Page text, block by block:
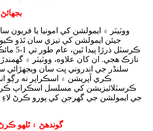
2.
ووٽيٽر ۾ ايمولشن کي امونيا يا فريون
جيئن ايمولشن کي تيزي سان ٿڌو ڪيو
ڪرسٽل
نازڪ هجي. ان کان علاوه، ووٽيٽر ۾
سلنڈر جي اندروني ڀت سان ويجهڙائي
ڪري آپريشن ۾ اسڪراپر نه رڳو
ڪرسٽلائيزيشن کي مسلسل اسڪراپ
جي ايمولشن جي گهرجن کي پورو ڪرڻ لاءِ
3. گوندھڻ ۽ ٿلهو